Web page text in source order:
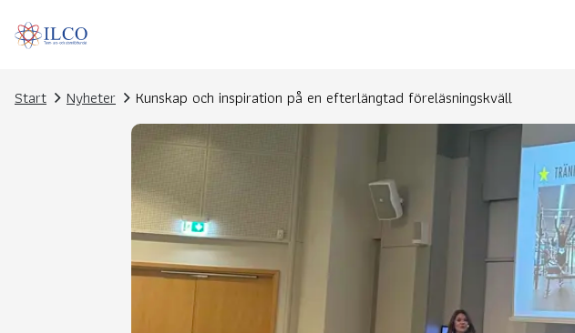
Start Nyheter Kunskap och inspiration på en efterlängtad föreläsningskväll